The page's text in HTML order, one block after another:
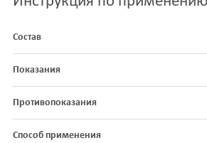
Состав
Показания
Противопоказания
Способ применения